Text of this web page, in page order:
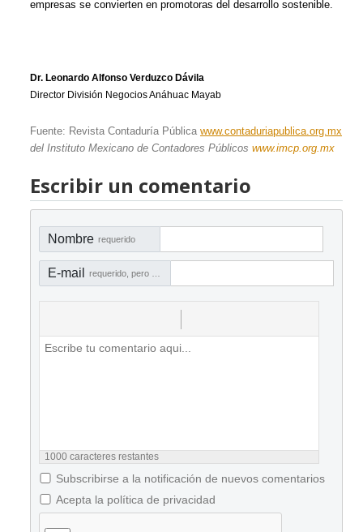
empresas se convierten en promotoras del desarrollo sostenible.
Dr. Leonardo Alfonso Verduzco Dávila
Director División Negocios Anáhuac Mayab
Fuente: Revista Contaduría Pública www.contaduriapublica.org.mx
del Instituto Mexicano de Contadores Públicos www.imcp.org.mx
Escribir un comentario
Nombre requerido
E-mail
1000 caracteres restantes
Subscribirse a la notificación de nuevos comentarios
Acepta la política de privacidad